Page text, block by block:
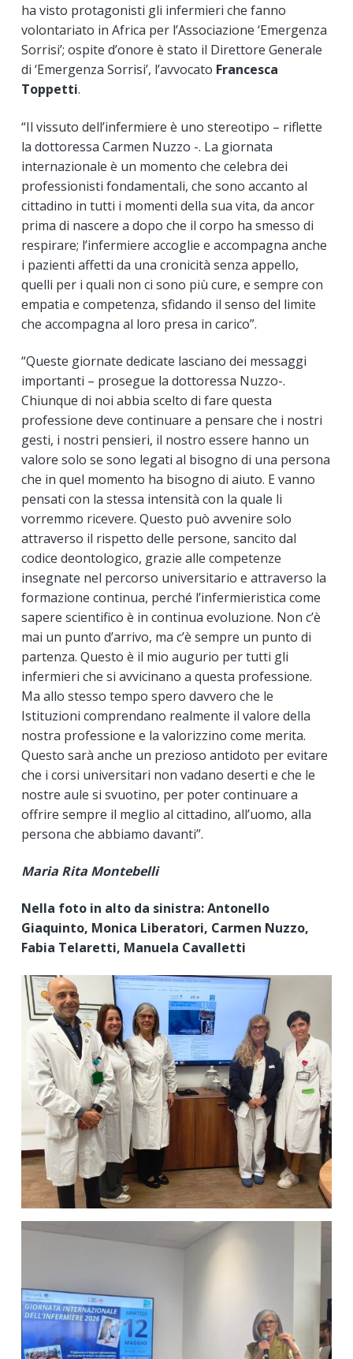
ha visto protagonisti gli infermieri che fanno
volontariato in Africa per l’Associazione ‘Emergenza
Sorrisi’; ospite d’onore è stato il Direttore Generale
di ‘Emergenza Sorrisi’, l’avvocato Francesca
Toppetti.
“Il vissuto dell’infermiere è uno stereotipo – riflette
la dottoressa Carmen Nuzzo -. La giornata
internazionale è un momento che celebra dei
professionisti fondamentali, che sono accanto al
cittadino in tutti i momenti della sua vita, da ancor
prima di nascere a dopo che il corpo ha smesso di
respirare; l’infermiere accoglie e accompagna anche
i pazienti affetti da una cronicità senza appello,
quelli per i quali non ci sono più cure, e sempre con
empatia e competenza, sfidando il senso del limite
che accompagna al loro presa in carico”.
“Queste giornate dedicate lasciano dei messaggi
importanti – prosegue la dottoressa Nuzzo-.
Chiunque di noi abbia scelto di fare questa
professione deve continuare a pensare che i nostri
gesti, i nostri pensieri, il nostro essere hanno un
valore solo se sono legati al bisogno di una persona
che in quel momento ha bisogno di aiuto. E vanno
pensati con la stessa intensità con la quale li
vorremmo ricevere. Questo può avvenire solo
attraverso il rispetto delle persone, sancito dal
codice deontologico, grazie alle competenze
insegnate nel percorso universitario e attraverso la
formazione continua, perché l’infermieristica come
sapere scientifico è in continua evoluzione. Non c’è
mai un punto d’arrivo, ma c’è sempre un punto di
partenza. Questo è il mio augurio per tutti gli
infermieri che si avvicinano a questa professione.
Ma allo stesso tempo spero davvero che le
Istituzioni comprendano realmente il valore della
nostra professione e la valorizzino come merita.
Questo sarà anche un prezioso antidoto per evitare
che i corsi universitari non vadano deserti e che le
nostre aule si svuotino, per poter continuare a
offrire sempre il meglio al cittadino, all’uomo, alla
persona che abbiamo davanti”.
Maria Rita Montebelli
Nella foto in alto da sinistra:Antonello
Giaquinto, Monica Liberatori, Carmen Nuzzo,
Fabia Telaretti, Manuela Cavalletti